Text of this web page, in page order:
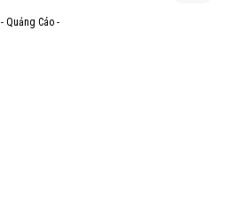
- Quảng Cáo -